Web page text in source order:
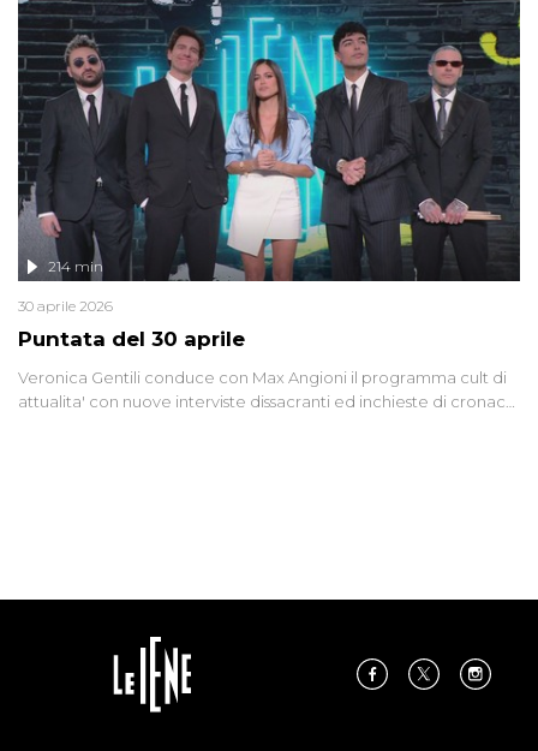
di settore - su quanto la guerra sia diventata una realtà pervasiva.
Anche se l'Italia non è direttamente coinvolta in conflitti armati, il
contesto globale rende impossibile considerarla un fenomeno
lontano.
Puntata del 30 aprile
214 min
30 aprile 2026
Veronica Gentili conduce con Max Angioni il programma cult di
attualita' con nuove interviste dissacranti ed inchieste di cronaca